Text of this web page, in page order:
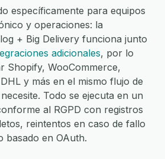
específicamente para equipos
y operaciones: la
+ Big Delivery funciona junto
adicionales, por lo
Shopify, WooCommerce,
y más en el mismo flujo de
Todo se ejecuta en un
al RGPD con registros
reintentos en caso de fallo
basado en OAuth.